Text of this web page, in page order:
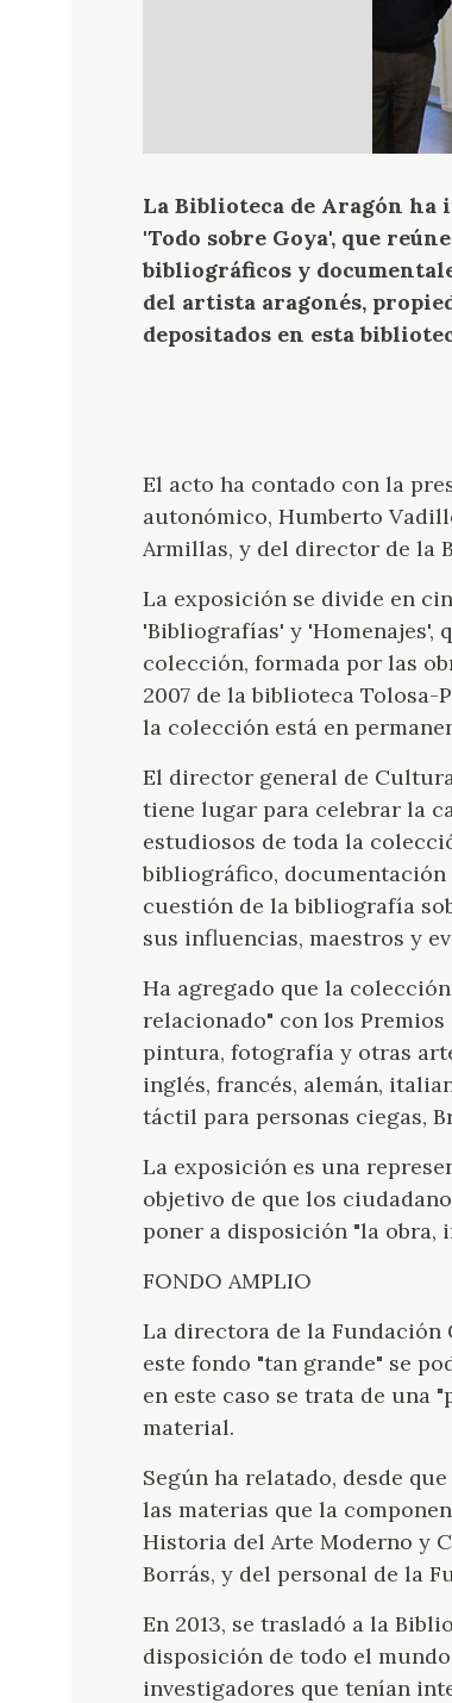
La Biblioteca de Aragón ha
'Todo sobre Goya', que
bibliográficos y
del artista aragonés,
depositados en esta
El acto ha contado con la
autonómico, Humberto
Armillas, y del director de la
La exposición se divide en
'Bibliografías' y 'Homenajes',
colección, formada por las
2007 de la biblioteca Tolosa-
la colección está en
El director general de
tiene lugar para celebrar la
estudiosos de toda la
bibliográfico, documentación
cuestión de la bibliografía
sus influencias, maestros y
Ha agregado que la
relacionado" con los Premios
pintura, fotografía y otras
inglés, francés, alemán,
táctil para personas ciegas,
La exposición es una
objetivo de que los
poner a disposición "la obra,
FONDO AMPLIO
La directora de la Fundación
este fondo "tan grande" se
en este caso se trata de una
material.
Según ha relatado, desde
las materias que la
Historia del Arte Moderno y
Borrás, y del personal de la
En 2013, se trasladó a la
disposición de todo el
investigadores que tenían